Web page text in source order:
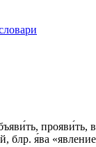
прояви́ть,
блр. я́ва